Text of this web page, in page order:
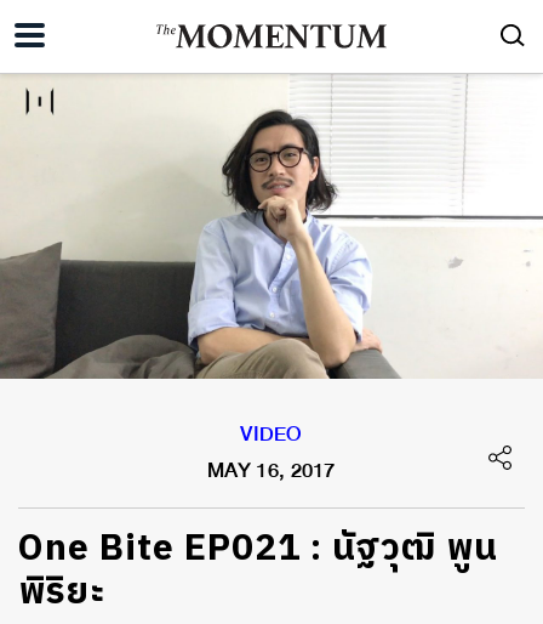
VIDEO
MAY 16, 2017
One Bite EP021 : นัฐวุฒิ พูน
พิริยะ